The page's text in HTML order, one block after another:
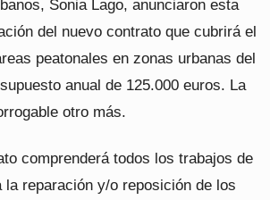
Sonia Lago, anunciaron esta
del nuevo contrato que cubrirá el
peatonales en zonas urbanas del
anual de 125.000 euros. La
otro más.
comprenderá todos los trabajos de
reparación y/o reposición de los